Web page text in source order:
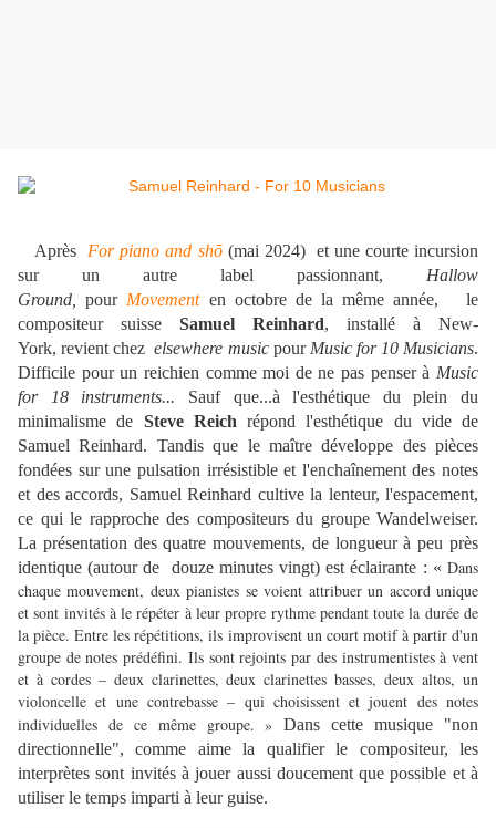
Après For piano and shō(mai 2024) et une courte incursion
sur un autre label passionnant, Hallow
Ground,pour Movement en octobre de la même année,
le
compositeur suisse Samuel Reinhard, installé à New-
York, revient chezelsewhere music pour Music for 10 Musicians.
Difficile pour un reichien comme moi de ne pas penser à Music
for 18 instruments... Sauf que...à l'esthétique du plein du
minimalisme de Steve Reich répond l'esthétique du vide de
Samuel Reinhard. Tandis que le maître développe des pièces
fondées sur une pulsation irrésistible et l'enchaînement des notes
et des accords, Samuel Reinhard cultive la lenteur, l'espacement,
ce qui le rapproche des compositeurs du groupe Wandelweiser.
La présentation des quatre mouvements, de longueur à peu près
identique (autour de douze minutes vingt) est éclairante : « Dans
chaque mouvement, deux pianistes se voient attribuer un accord unique
et sont invités à le répéter à leur propre rythme pendant toute la durée de
la pièce. Entre les répétitions, ils improvisent un court motif à partir d'un
groupe de notes prédéfini. Ils sont rejoints par des instrumentistes à vent
et à cordes – deux clarinettes, deux clarinettes basses, deux altos, un
violoncelle et une contrebasse – qui choisissent et jouent des notes
individuelles de ce même groupe. »Dans cette musique "non
directionnelle", comme aime la qualifier le compositeur, les
interprètes sont invités à jouer aussi doucement que possible et à
utiliser le temps imparti à leur guise.